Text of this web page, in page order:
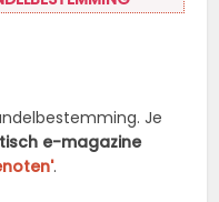
Je
e-magazine
.